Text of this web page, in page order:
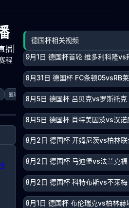
播|
程
篮球
德国杯相关视频
9月1日 德国杯首轮 维多利科隆vs
8月31日 德国杯 FC条顿05vsRB
8月5日 德国杯 吕贝克vs罗斯托克
8月5日 德国杯 肖特美因茨vs汉
8月2日 德国杯 开姆尼茨vs柏林联
8月2日 德国杯 马迪堡vs法兰克福
8月2日 德国杯 科特布斯vs不莱梅
8月1日 德国杯 布伦瑞克vs柏林赫